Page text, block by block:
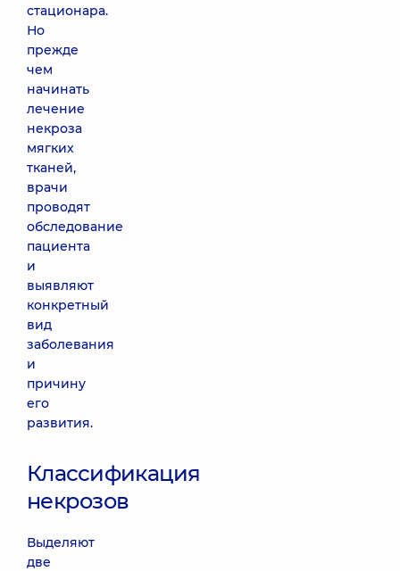
стационара.
Но
прежде
чем
начинать
лечение
некроза
мягких
тканей,
врачи
проводят
обследование
пациента
и
выявляют
конкретный
вид
заболевания
и
причину
его
развития.
Классификация
некрозов
Выделяют
две